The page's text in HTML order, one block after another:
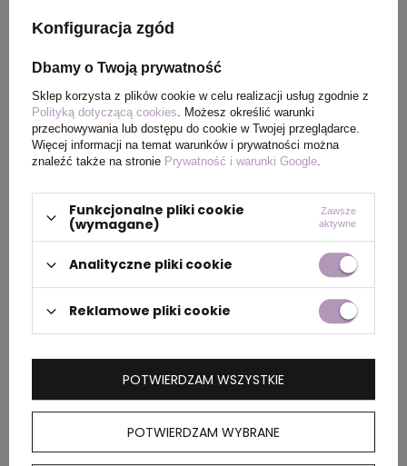
Materiał
Kraj
pochodzenia
China
Rozmiar 92 x 63 mm
PAKOWANIE
Wymiary
kartonu
(m)
0.330x0.210x0.300
Ilość szt. w
wewnętrznym
2000
Konfiguracja zgód
Dbamy o Twoją prywatność
Sklep korzysta z plików cookie w celu realizacji usług zgodnie z
Polityką dotyczącą cookies. Możesz określić warunki
przechowywania lub dostępu do cookie w Twojej przeglądarce.
Więcej informacji na temat warunków i prywatności można
znaleźć także na stronie Prywatność i warunki Google.
Funkcjonalne pliki cookie
(wymagane)
Zawsze
aktywne
Analityczne pliki cookie
Reklamowe pliki cookie
POTWIERDZAM WYBRANE
POTWIERDZAM WSZYSTKIE